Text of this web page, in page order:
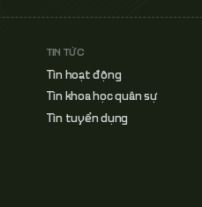
TIN TỨC
Tin hoạt động
Tin khoa học quân sự
Tin tuyển dụng